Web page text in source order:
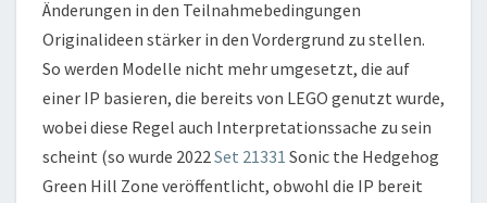
Änderungen in den Teilnahmebedingungen
Originalideen stärker in den Vordergrund zu stellen.
So werden Modelle nicht mehr umgesetzt, die auf
einer IP basieren, die bereits von LEGO genutzt wurde,
wobei diese Regel auch Interpretationssache zu sein
scheint (so wurde 2022Set 21331 Sonic the Hedgehog
Green Hill Zone veröffentlicht, obwohl die IP bereit